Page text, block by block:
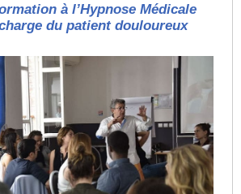
à l’Hypnose Médicale
du patient douloureux